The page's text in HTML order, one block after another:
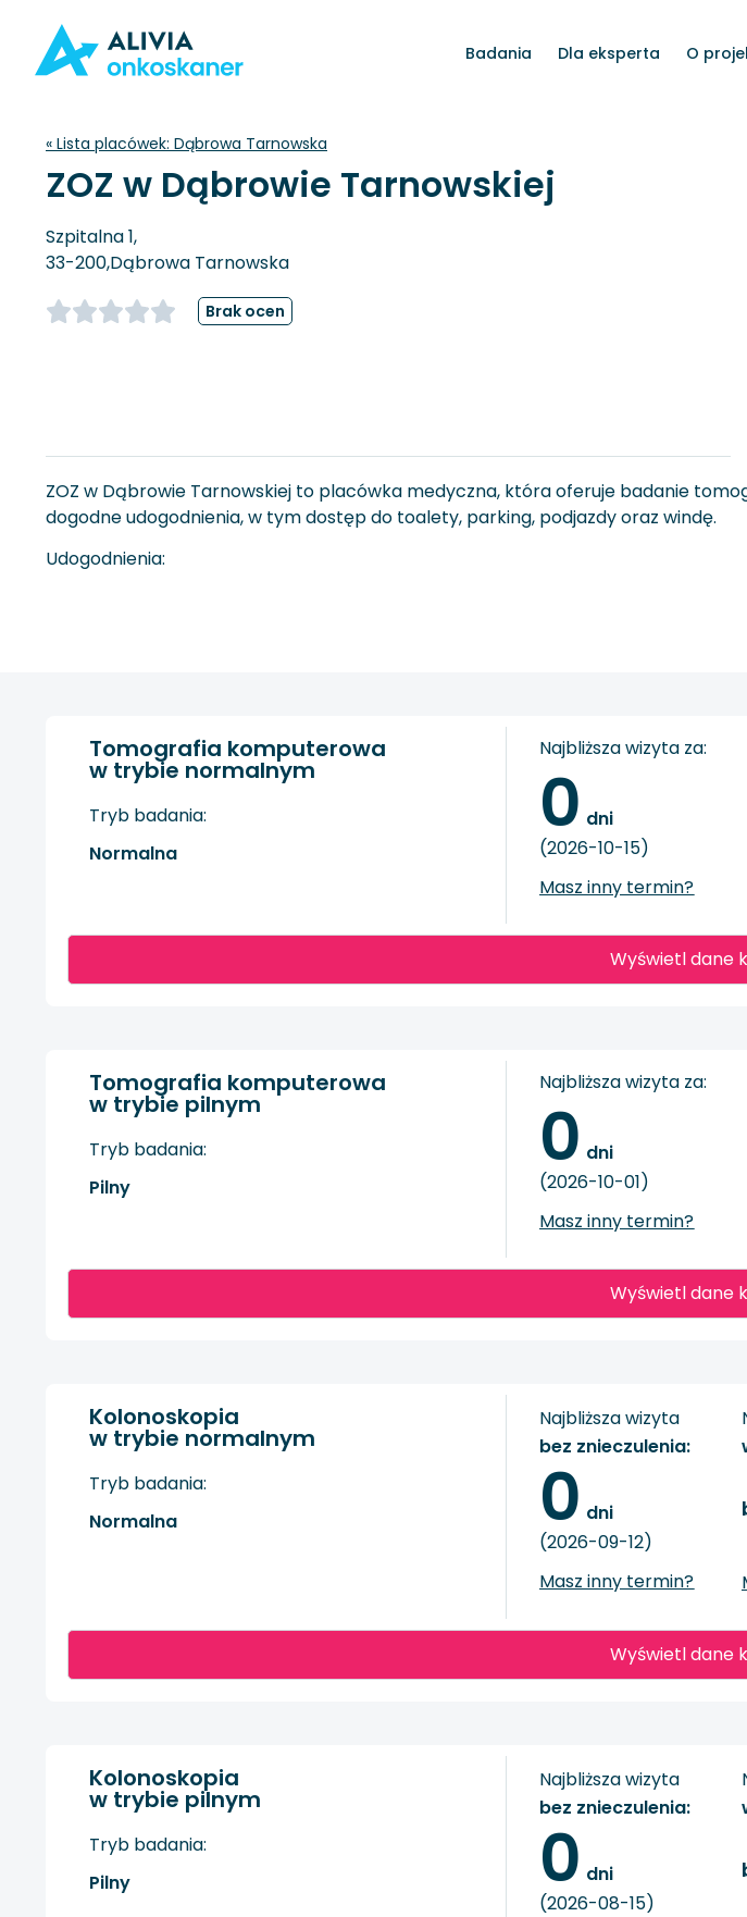
Badania Dla eksperta O
« Lista placówek: Dąbrowa Tarnowska
ZOZ w Dąbrowie Tarnowskiej
Szpitalna 1,
33-200,Dąbrowa Tarnowska
Brak ocen
ZOZ w Dąbrowie Tarnowskiej to placówka medyczna, która oferuje badanie
dogodne udogodnienia, w tym dostęp do toalety, parking, podjazdy oraz windę.
Udogodnienia:
Wyświetl dane
Tomografia komputerowa
w trybie normalnym
Tryb badania:
Normalna
Najbliższa wizyta za:
0 dni
(2026-10-15)
Masz inny termin?
Wyświetl dane
Tomografia komputerowa
w trybie pilnym
Tryb badania:
Pilny
Najbliższa wizyta za:
0 dni
(2026-10-01)
Masz inny termin?
Wyświetl dane
Kolonoskopia
w trybie normalnym
Tryb badania:
Normalna
Najbliższa wizyta
bez znieczulenia:
0 dni
(2026-09-12)
Masz inny termin?
Kolonoskopia
w trybie pilnym
Tryb badania:
Pilny
Najbliższa wizyta
bez znieczulenia:
0 dni
(2026-08-15)